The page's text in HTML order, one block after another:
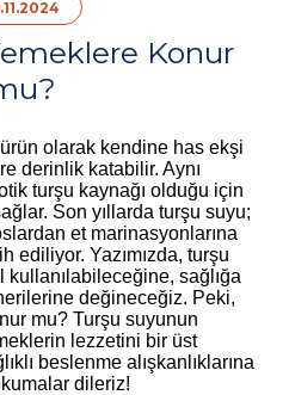
Konur
olarak kendine has ekşi
derinlik katabilir. Aynı
turşu kaynağı olduğu için
Son yıllarda turşu suyu;
et marinasyonlarına
ediliyor. Yazımızda, turşu
sağlığa
değineceğiz. Peki,
mu? Turşu suyunun
lezzetini bir üst
beslenme alışkanlıklarına
dileriz!